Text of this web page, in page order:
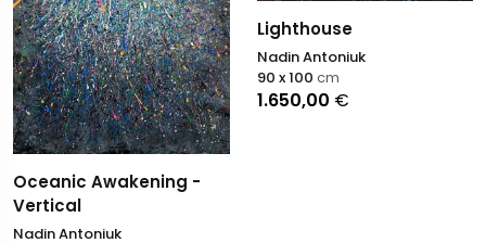
Oceanic Awakening -
Vertical
Nadin Antoniuk
Lighthouse
Nadin Antoniuk
1.650,00 €
90 x 100 cm